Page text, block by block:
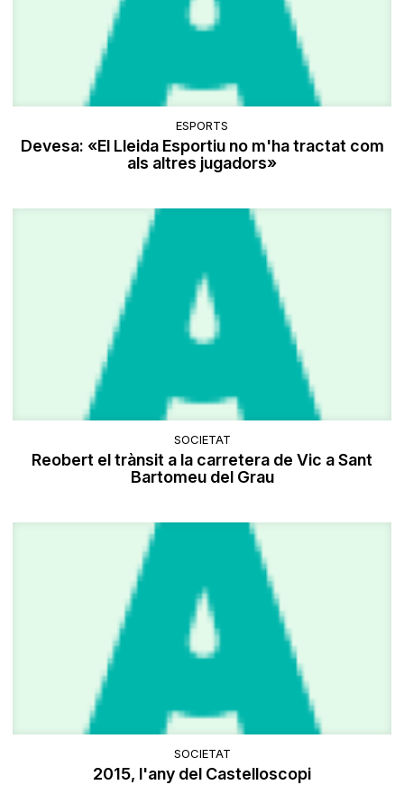
ESPORTS
Devesa: «El Lleida Esportiu no m'ha tractat com
als altres jugadors»
SOCIETAT
Reobert el trànsit a la carretera de Vic a Sant
Bartomeu del Grau
SOCIETAT
2015, l'any del Castelloscopi